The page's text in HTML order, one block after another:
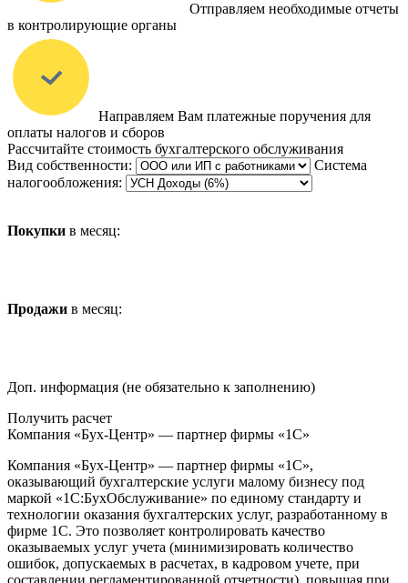
Отправляем необходимые отчеты
в контролирующие органы
Направляем Вам платежные поручения для
оплаты налогов и сборов
Рассчитайте стоимость бухгалтерского обслуживания
Вид собственности:
Система
налогообложения:
Покупки в месяц:
Продажи в месяц:
Доп. информация (не обязательно к заполнению)
Получить расчет
Компания «Бух-Центр» — партнер фирмы «1С»
Компания «Бух-Центр» — партнер фирмы «1С»,
оказывающий бухгалтерские услуги малому бизнесу под
маркой «1С:БухОбслуживание» по единому стандарту и
технологии оказания бухгалтерских услуг, разработанному в
фирме 1С. Это позволяет контролировать качество
оказываемых услуг учета (минимизировать количество
ошибок, допускаемых в расчетах, в кадровом учете, при
составлении регламентированной отчетности), повышая при